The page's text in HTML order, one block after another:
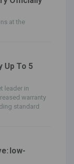
at the
Up To 5
leader in
warranty
standard
low-